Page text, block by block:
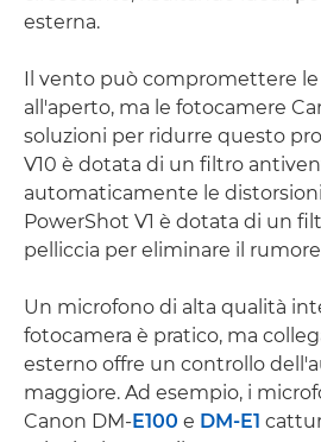
esterna.
Il vento può compromettere le
all'aperto, ma le fotocamere
soluzioni per ridurre questo
V10 è dotata di un filtro
automaticamente le
PowerShot V1 è dotata di un
pelliccia per eliminare il
Un microfono di alta qualità
fotocamera è pratico, ma
esterno offre un controllo
maggiore. Ad esempio, i
Canon DM-E100 e DM-E1